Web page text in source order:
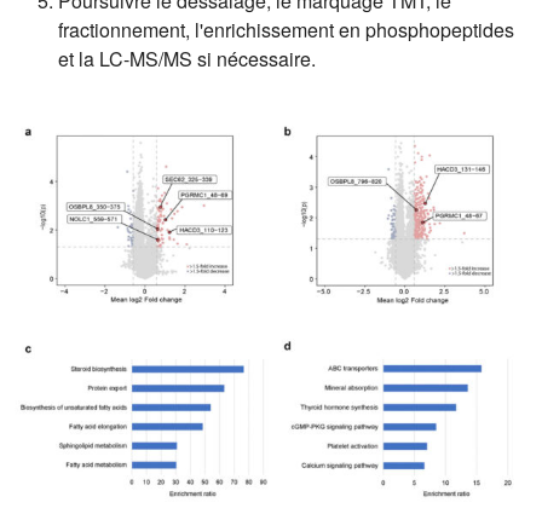
fractionnement, l'enrichissement en phosphopeptides
et la LC-MS/MS si nécessaire.